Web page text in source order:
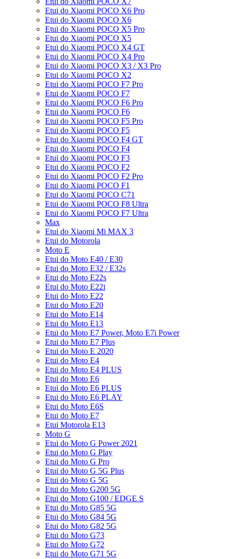
Etui do Xiaomi POCO X6 Pro
Etui do Xiaomi POCO X6
Etui do Xiaomi POCO X5 Pro
Etui do Xiaomi POCO X5
Etui do Xiaomi POCO X4 GT
Etui do Xiaomi POCO X4 Pro
Etui do Xiaomi POCO X3 / X3 Pro
Etui do Xiaomi POCO X2
Etui do Xiaomi POCO F7 Pro
Etui do Xiaomi POCO F7
Etui do Xiaomi POCO F6 Pro
Etui do Xiaomi POCO F6
Etui do Xiaomi POCO F5 Pro
Etui do Xiaomi POCO F5
Etui do Xiaomi POCO F4 GT
Etui do Xiaomi POCO F4
Etui do Xiaomi POCO F3
Etui do Xiaomi POCO F2
Etui do Xiaomi POCO F2 Pro
Etui do Xiaomi POCO F1
Etui do Xiaomi POCO C71
Etui do Xiaomi POCO F8 Ultra
Etui do Xiaomi POCO F7 Ultra
Max
Etui do Xiaomi Mi MAX 3
Etui do Motorola
Moto E
Etui do Moto E40 / E30
Etui do Moto E32 / E32s
Etui do Moto E22s
Etui do Moto E22i
Etui do Moto E22
Etui do Moto E20
Etui do Moto E14
Etui do Moto E13
Etui do Moto E7 Power, Moto E7i Power
Etui do Moto E7 Plus
Etui do Moto E 2020
Etui do Moto E4
Etui do Moto E4 PLUS
Etui do Moto E6
Etui do Moto E6 PLUS
Etui do Moto E6 PLAY
Etui do Moto E6S
Etui do Moto E7
Etui Motorola E13
Moto G
Etui do Moto G Power 2021
Etui do Moto G Play
Etui do Moto G Pro
Etui do Moto G 5G Plus
Etui do Moto G 5G
Etui do Moto G200 5G
Etui do Moto G100 / EDGE S
Etui do Moto G85 5G
Etui do Moto G84 5G
Etui do Moto G82 5G
Etui do Moto G73
Etui do Moto G72
Etui do Moto G71 5G